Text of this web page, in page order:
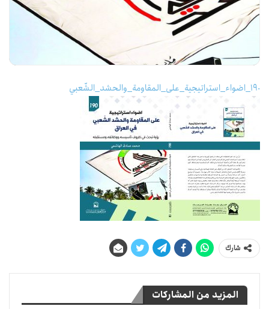
190_اضواء_استراتيجية_على_المقاومة_والحشد_الشّعبي
شارك
المزيد من المشاركات